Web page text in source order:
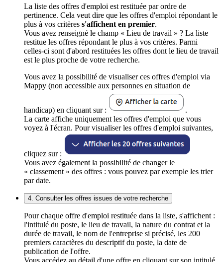
La liste des offres d'emploi est restituée par ordre de
pertinence. Cela veut dire que les offres d'emploi répondant le
plus à vos critères s'affichent en premier.
Vous avez renseigné le champ « Lieu de travail » ? La liste
restitue les offres répondant le plus à vos critères. Parmi
celles-ci sont d'abord restituées les offres dont le lieu de travail
est le plus proche de votre recherche.
Vous avez la possibilité de visualiser ces offres d'emploi via
Mappy (non accessible aux personnes en situation de
handicap) en cliquant sur :
.
La carte affiche uniquement les offres d'emploi que vous
voyez à l'écran. Pour visualiser les offres d'emploi suivantes,
cliquez sur :
Vous avez également la possibilité de changer le
« classement » des offres : vous pouvez par exemple les trier
par date.
4. Consulter les offres issues de votre recherche
Pour chaque offre d'emploi restituée dans la liste, s'affichent :
l'intitulé du poste, le lieu de travail, la nature du contrat et la
durée de travail, le nom de l'entreprise si précisé, les 200
premiers caractères du descriptif du poste, la date de
publication de l'offre.
Vous accédez au détail d'une offre en cliquant sur son intitulé